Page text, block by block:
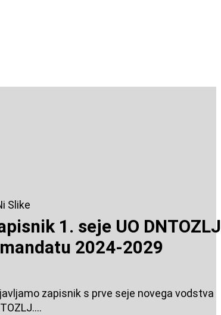
1. seje UO DNTOZLJ
2024-2029
zapisnik s prve seje novega vodstva